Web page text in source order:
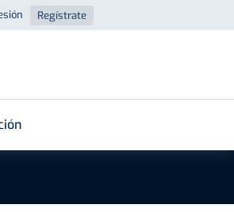
Regístrate